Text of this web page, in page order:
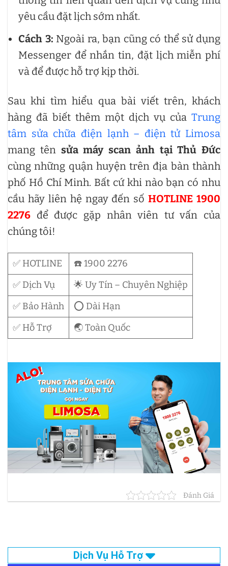
yêu cầu đặt lịch sớm nhất.
Cách 3: Ngoài ra, bạn cũng có thể sử dụng
Messenger để nhắn tin, đặt lịch miễn phí
và để được hỗ trợ kịp thời.
Sau khi tìm hiểu qua bài viết trên, khách
hàng đã biết thêm một dịch vụ của Trung
tâm sửa chữa điện lạnh – điện tử Limosa
mang tên sửa máy scan ảnh tại Thủ Đức
cùng những quận huyện trên địa bàn thành
phố Hồ Chí Minh. Bất cứ khi nào bạn có nhu
cầu hãy liên hệ ngay đến sốHOTLINE 1900
2276 để được gặp nhân viên tư vấn của
chúng tôi!
✅ HOTLINE
☎️ 1900 2276
✅ Dịch Vụ
🌟 Uy Tín – Chuyên Nghiệp
✅ Bảo Hành
⭕ Dài Hạn
✅ Hỗ Trợ
🌏 Toàn Quốc
Đánh Giá
Dịch Vụ Hỗ Trợ